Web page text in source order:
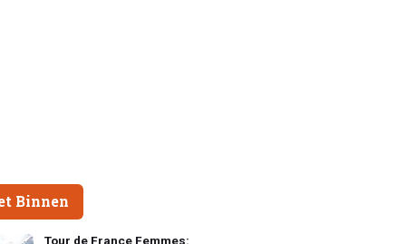
Binnen
Tour de France Femmes: